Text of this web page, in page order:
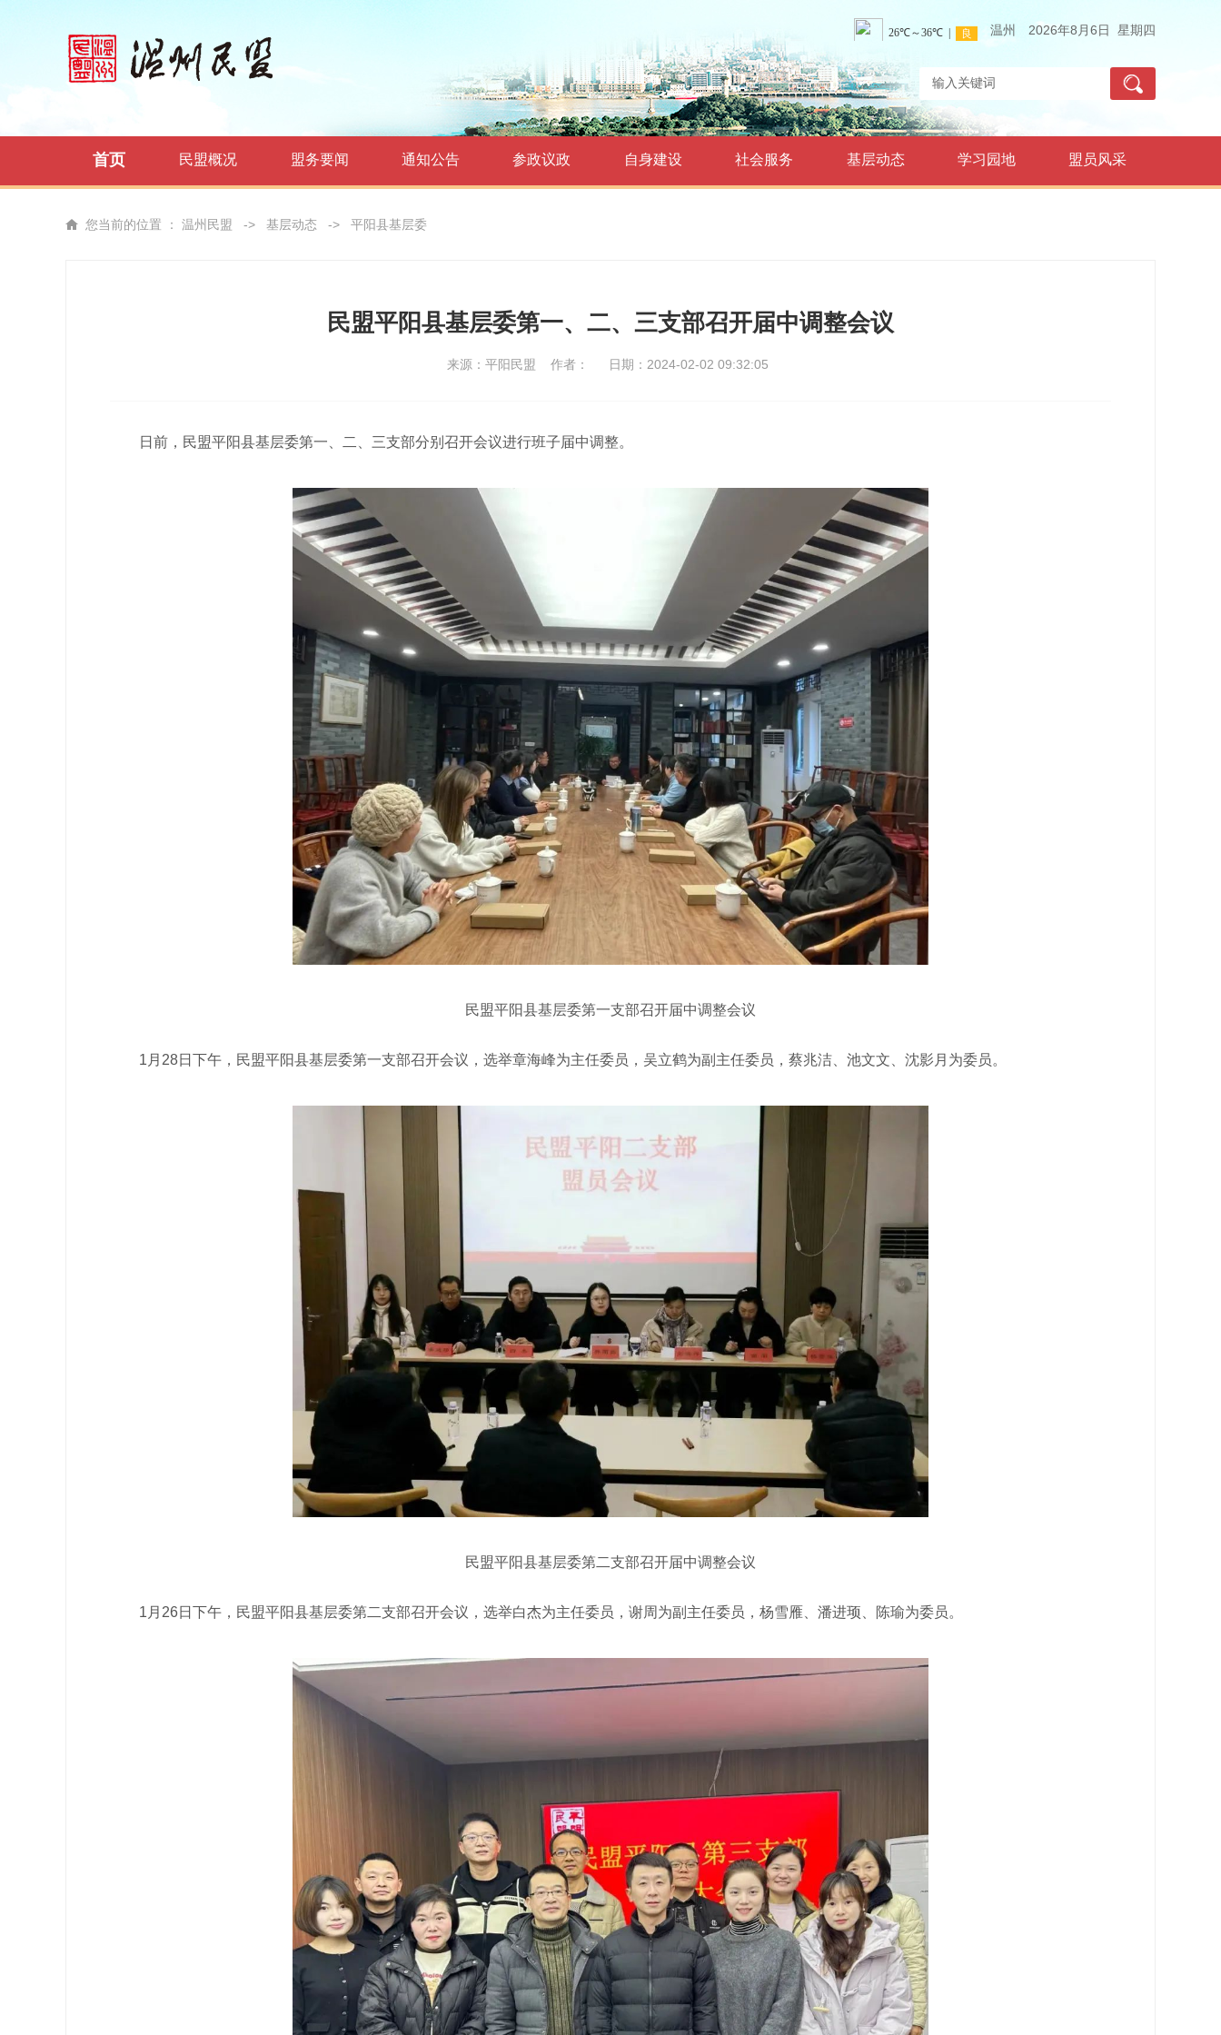
温州 2026年8月6日 星期四
首页 民盟概况 盟务要闻 通知公告 参政议政 自身建设 社会服务 基层动态 学习园地 盟员风采
您当前的位置 ： 温州民盟 -> 基层动态 -> 平阳县基层委
民盟平阳县基层委第一、二、三支部召开届中调整会议
来源：平阳民盟 作者： 日期：2024-02-02 09:32:05
日前，民盟平阳县基层委第一、二、三支部分别召开会议进行班子届中调整。
民盟平阳县基层委第一支部召开届中调整会议
1月28日下午，民盟平阳县基层委第一支部召开会议，选举章海峰为主任委员，吴立鹤为副主任委员，蔡兆洁、池文文、沈影月为委员。
民盟平阳县基层委第二支部召开届中调整会议
1月26日下午，民盟平阳县基层委第二支部召开会议，选举白杰为主任委员，谢周为副主任委员，杨雪雁、潘进顼、陈瑜为委员。